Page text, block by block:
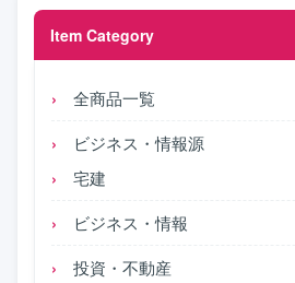
Item Category
全商品一覧
ビジネス・情報源
宅建
ビジネス・情報
投資・不動産